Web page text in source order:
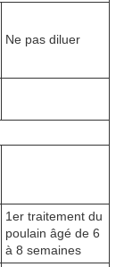
Ne pas diluer
1er traitement du
poulain âgé de 6
à 8 semaines